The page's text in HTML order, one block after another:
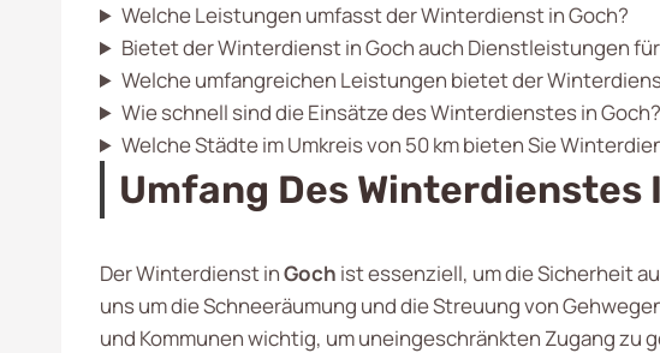
Welche Leistungen umfasst der Winterdienst in Goch?
Bietet der Winterdienst in Goch auch Dienstleistungen
Welche umfangreichen Leistungen bietet der
Wie schnell sind die Einsätze des Winterdienstes in Goch?
Welche Städte im Umkreis von 50 km bieten Sie
Umfang Des Winterdienstes
Der Winterdienst inGoch ist essenziell, um die Sicherheit
uns um die Schneeräumung und die Streuung von
und Kommunen wichtig, um uneingeschränkten Zugang